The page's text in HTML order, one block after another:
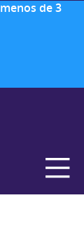
de 3